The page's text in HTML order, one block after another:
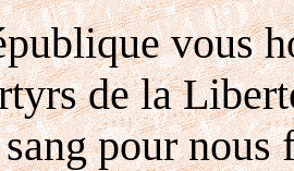
vous
de la
pour nous